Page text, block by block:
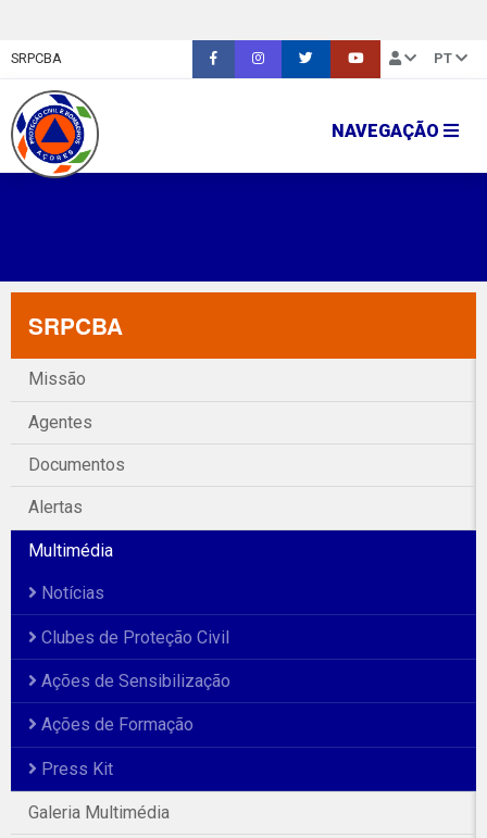
SRPCBA PT
NAVEGAÇÃO
SRPCBA
Missão
Agentes
Documentos
Alertas
Multimédia
Notícias
Clubes de Proteção Civil
Ações de Sensibilização
Ações de Formação
Press Kit
Galeria Multimédia